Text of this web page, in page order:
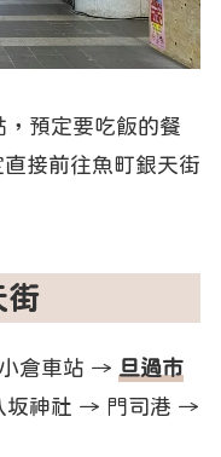
預定要吃飯的餐
接前往魚町銀天街
街
倉車站 → 旦過市
神社 → 門司港 →